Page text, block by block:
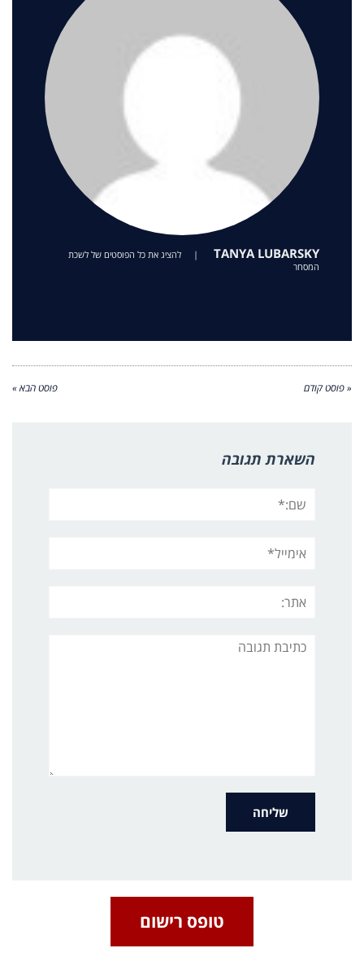
TANYA LUBARSKY
|
להציג את כל הפוסטים של לשכת
המסחר
« פוסט קודם פוסט הבא »
השארת תגובה
תגובה
טופס רישום